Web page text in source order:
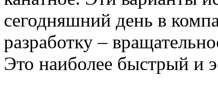
сегодняшний день в
разработку –
Это наиболее быстрый и